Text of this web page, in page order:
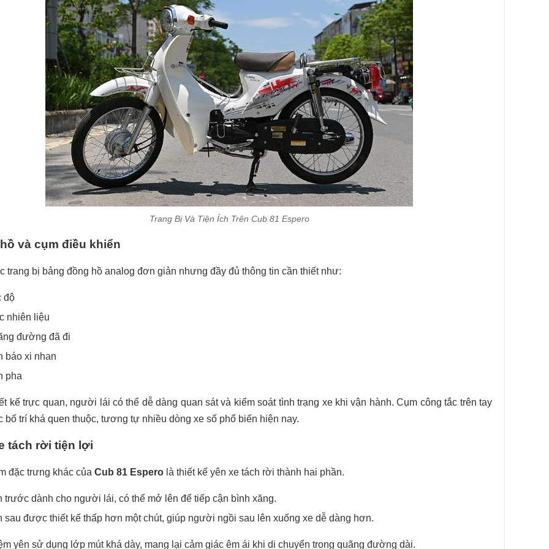
Trang Bị Và Tiện Ích Trên Cub 81 Espero
và cụm điều khiển
trang bị bảng đồng hồ analog đơn giản nhưng đầy đủ thông tin cần thiết như:
độ
nhiên liệu
đường đã đi
báo xi nhan
pha
kế trực quan, người lái có thể dễ dàng quan sát và kiểm soát tình trạng xe khi vận hành.Cụm công tắc trên tay
bố trí khá quen thuộc, tương tự nhiều dòng xe số phổ biến hiện nay.
tách rời tiện lợi
đặc trưng khác của Cub 81 Espero là thiết kế yên xe tách rời thành hai phần.
trước dành cho người lái, có thể mở lên để tiếp cận bình xăng.
sau được thiết kế thấp hơn một chút, giúp người ngồi sau lên xuống xe dễ dàng hơn.
yên sử dụng lớp mút khá dày, mang lại cảm giác êm ái khi di chuyển trong quãng đường dài.